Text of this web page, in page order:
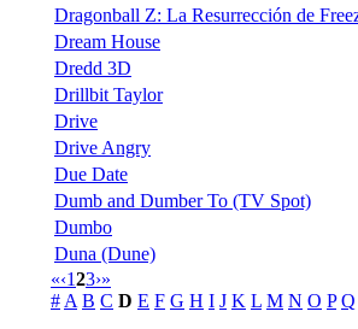
Dragonball Z: La Resurrección de
Dream House
Dredd 3D
Drillbit Taylor
Drive
Drive Angry
Due Date
Dumb and Dumber To (TV Spot)
Dumbo
Duna (Dune)
«‹123›»
# A B C D E F G H I J K L M N O P Q